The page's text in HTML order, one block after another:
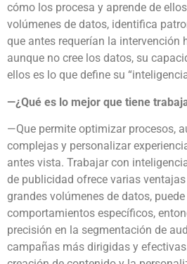
cómo los procesa y aprende de
volúmenes de datos, identifica
que antes requerían la intervención
aunque no cree los datos, su
ellos es lo que define su
—¿Qué es lo mejor que tiene
—Que permite optimizar procesos,
complejas y personalizar
antes vista. Trabajar con
de publicidad ofrece varias
grandes volúmenes de datos,
comportamientos específicos,
precisión en la segmentación de
campañas más dirigidas y